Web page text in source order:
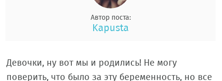
Автор поста:
Kapusta
Девочки, ну вот мы и родились! Не могу
поверить, что было за эту беременность, но все